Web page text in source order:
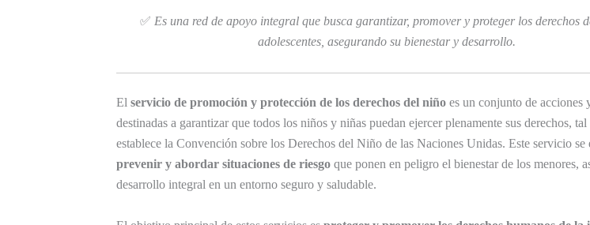
✅ Es una red de apoyo integral que busca garantizar, promover y proteger los derechos
adolescentes, asegurando su bienestar y desarrollo.
El servicio de promoción y protección de los derechos del niño es un conjunto de acciones
destinadas a garantizar que todos los niños y niñas puedan ejercer plenamente sus derechos,
establece la Convención sobre los Derechos del Niño de las Naciones Unidas. Este servicio se
prevenir y abordar situaciones de riesgo que ponen en peligro el bienestar de los menores,
desarrollo integral en un entorno seguro y saludable.